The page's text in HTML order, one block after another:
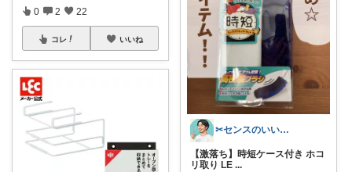
0 2 22
コレ いいね
✂センスのいい美容師パパ / えいと✂
【激落ち】時短ケース付き ホコ
リ取り LE ...